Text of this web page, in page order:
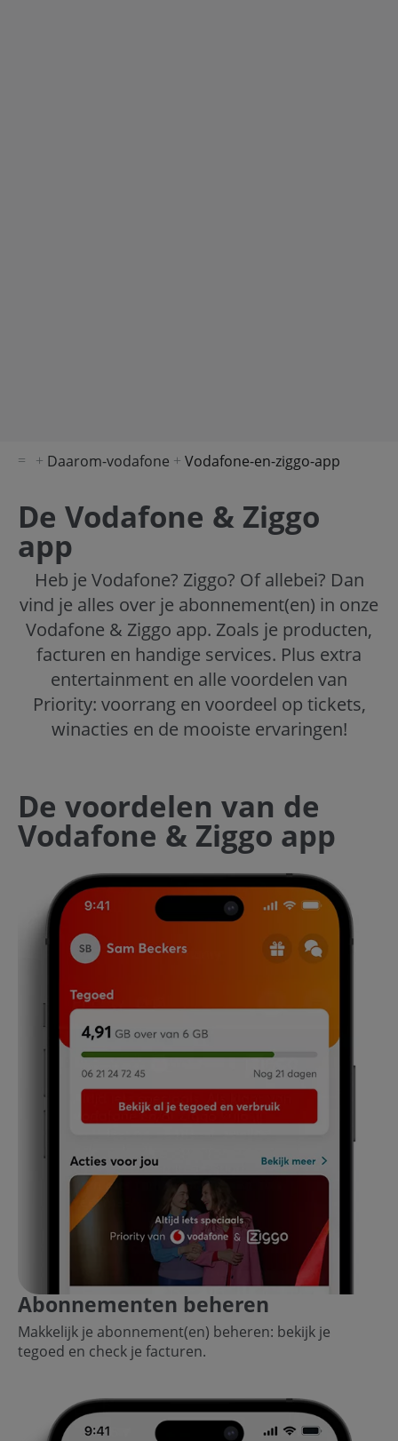
Daarom-vodafone Vodafone-en-ziggo-app
De Vodafone & Ziggo
app
Heb je Vodafone? Ziggo? Of allebei? Dan
vind je alles over je abonnement(en) in onze
Vodafone & Ziggo app. Zoals je producten,
facturen en handige services. Plus extra
entertainment en alle voordelen van
Priority: voorrang en voordeel op tickets,
winacties en de mooiste ervaringen!
De voordelen van de
Vodafone & Ziggo app
Abonnementen beheren
Makkelijk je abonnement(en) beheren: bekijk je
tegoed en check je facturen.